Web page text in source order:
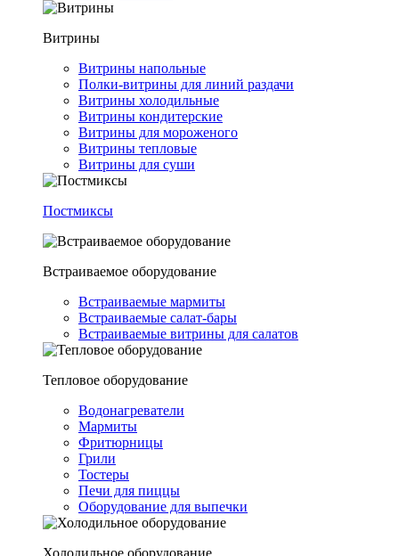
Витрины
Витрины напольные
Полки-витрины для линий раздачи
Витрины холодильные
Витрины кондитерские
Витрины для мороженого
Витрины тепловые
Витрины для суши
Постмиксы
Встраиваемое оборудование
Встраиваемые мармиты
Встраиваемые салат-бары
Встраиваемые витрины для салатов
Тепловое оборудование
Водонагреватели
Мармиты
Фритюрницы
Грили
Тостеры
Печи для пиццы
Оборудование для выпечки
Холодильное оборудование